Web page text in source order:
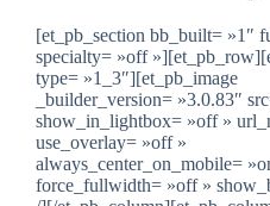
[et_pb_section bb_built= »1″
specialty= »off
type= »1_3″][et_pb_image
_builder_version= »3.0.83″
show_in_lightbox= »off »
use_overlay= »off »
always_center_on_mobile=
force_fullwidth= »off »